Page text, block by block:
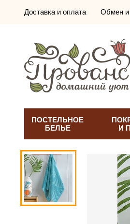
Доставка и оплата Обмен и
ПОСТЕЛЬНОЕ
БЕЛЬЕ
И